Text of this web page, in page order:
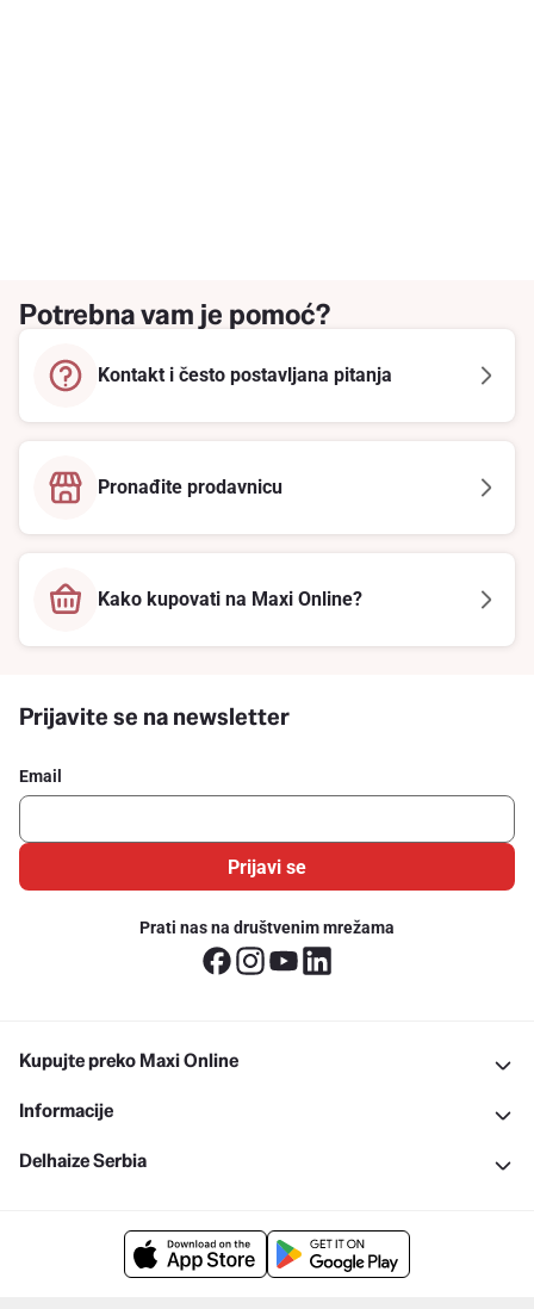
Potrebna vam je pomoć?
Kontakt i često postavljana pitanja
Pronađite prodavnicu
Kako kupovati na Maxi Online?
Prijavite se na newsletter
Email
Prijavi se
Prati nas na društvenim mrežama
Kupujte preko Maxi Online
Informacije
Delhaize Serbia